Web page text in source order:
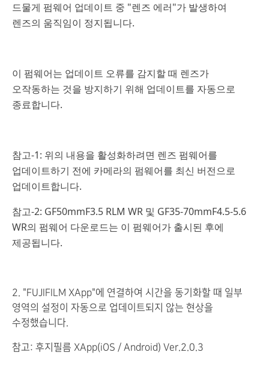
드물게 펌웨어 업데이트 중 "렌즈 에러"가 발생하여
렌즈의 움직임이 정지됩니다.
이 펌웨어는 업데이트 오류를 감지할 때 렌즈가
오작동하는 것을 방지하기 위해 업데이트를 자동으로
종료합니다.
참고-1: 위의 내용을 활성화하려면 렌즈 펌웨어를
업데이트하기 전에 카메라의 펌웨어를 최신 버전으로
업데이트합니다.
참고-2: GF50mmF3.5 RLM WR 및 GF35-70mmF4.5-5.6
WR의 펌웨어 다운로드는 이 펌웨어가 출시된 후에
제공됩니다.
2. "FUJIFILM XApp"에 연결하여 시간을 동기화할 때 일부
영역의 설정이 자동으로 업데이트되지 않는 현상을
수정했습니다.
참고: 후지필름 XApp(iOS / Android) Ver.2.0.3